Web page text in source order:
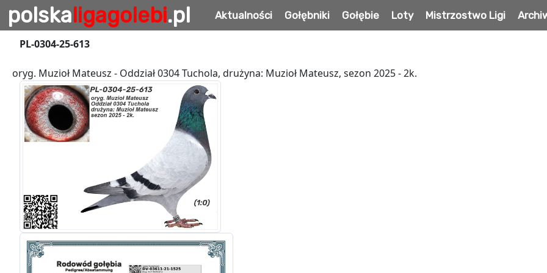
polskaligagolebi.pl Aktualności Gołębniki Gołębie Loty Mistrzostwo Ligi
PL-0304-25-613
oryg. Muzioł Mateusz - Oddział 0304 Tuchola, drużyna: Muzioł Mateusz, sezon 2025 - 2k.